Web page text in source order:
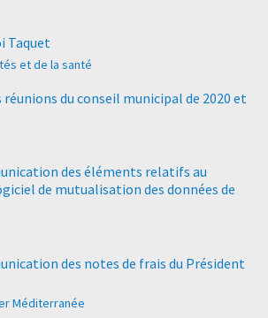
Taquet
et de la santé
réunions du conseil municipal de 2020 et
des éléments relatifs au
de mutualisation des données de
des notes de frais du Président
Méditerranée